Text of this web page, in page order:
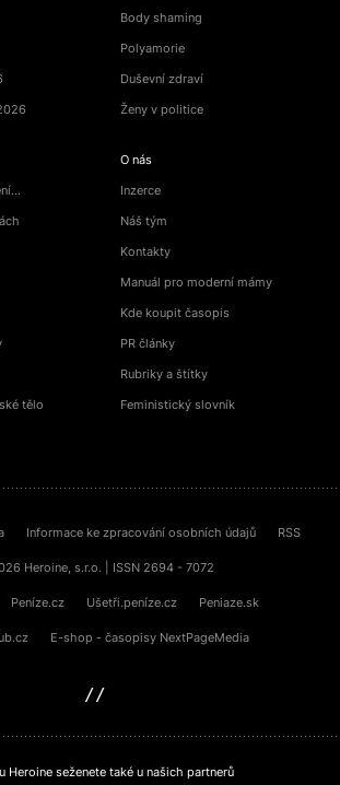
tělo
Body shaming
Polyamorie
Duševní zdraví
Ženy v politice
O nás
Inzerce
Náš tým
Kontakty
Manuál pro moderní mámy
Kde koupit časopis
PR články
Rubriky a štítky
Feministický slovník
Informace ke zpracování osobních údajů RSS
Heroine, s.r.o. | ISSN 2694 - 7072
Peníze.cz Ušetři.peníze.cz Peniaze.sk
E-shop - časopisy NextPageMedia
Heroine seženete také u našich partnerů